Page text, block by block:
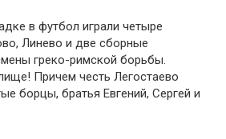
в футбол играли четыре
Линево и две сборные
греко-римской борьбы.
Причем честь Легостаево
борцы, братья Евгений, Сергей и